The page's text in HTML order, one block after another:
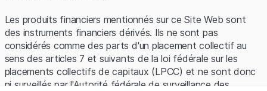
Les produits financiers mentionnés sur ce Site Web sont
des instruments financiers dérivés. Ils ne sont pas
considérés comme des parts d'un placement collectif au
sens des articles 7 et suivants de la loi fédérale sur les
placements collectifs de capitaux (LPCC) et ne sont donc
ni surveillés par l'Autorité fédérale de surveillance des